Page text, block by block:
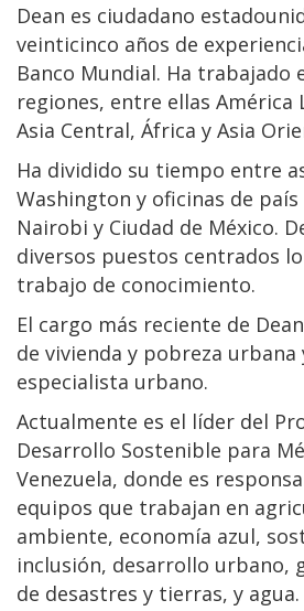
Dean es ciudadano
veinticinco años de
Banco Mundial. Ha trabajado
regiones, entre ellas América
Asia Central, África y Asia
Ha dividido su tiempo entre
Washington y oficinas de
Nairobi y Ciudad de México.
diversos puestos centrados
trabajo de conocimiento.
El cargo más reciente de
de vivienda y pobreza urbana
especialista urbano.
Actualmente es el líder del
Desarrollo Sostenible para
Venezuela, donde es
equipos que trabajan en
ambiente, economía azul,
inclusión, desarrollo urbano,
de desastres y tierras, y agua.